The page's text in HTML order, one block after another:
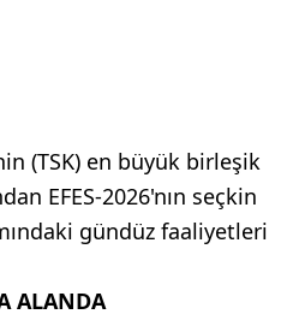
(TSK) en büyük birleşik
EFES-2026'nın seçkin
gündüz faaliyetleri
ALANDA